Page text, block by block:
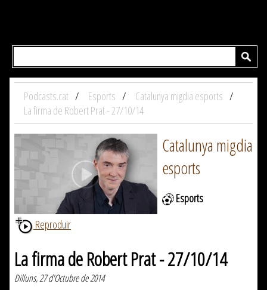
Podcasts.cat Esports
Catalunya migdia esports
La firma de Robert Prat - 27/10/14
Catalunya migdia
esports
Esports
Reproduir
La firma de Robert Prat - 27/10/14
Dilluns, 27 d'Octubre de 2014